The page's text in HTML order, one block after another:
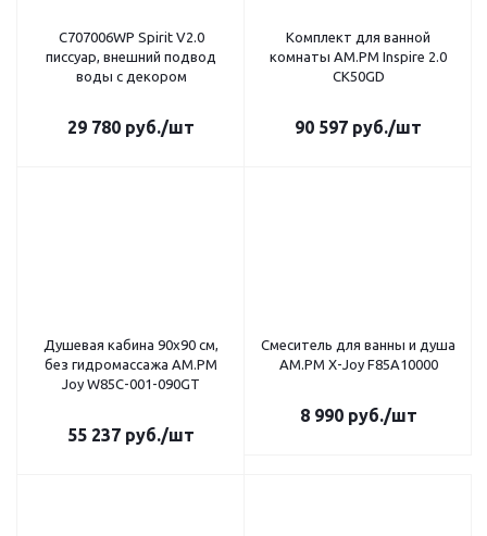
C707006WP Spirit V2.0
писсуар, внешний подвод
воды с декором
29 780 руб./шт
Комплект для ванной
комнаты AM.PM Inspire 2.0
CK50GD
90 597 руб./шт
Душевая кабина 90х90 см,
без гидромассажа AM.PM
Joy W85C-001-090GT
55 237 руб./шт
Смеситель для ванны и душа
AM.PM X-Joy F85A10000
8 990руб./шт